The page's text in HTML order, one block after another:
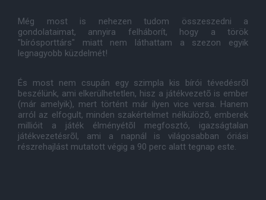
Még most is nehezen tudom összeszedni a
gondolataimat, annyira felháborít, hogy a török
"bírósporttárs" miatt nem láthattam a szezon egyik
legnagyobb küzdelmét!
És most nem csupán egy szimpla kis bírói tévedésrõl
beszélünk, ami elkerülhetetlen, hisz a játékvezetõ is ember
(már amelyik), mert történt már ilyen vice versa. Hanem
arról az elfogult, minden szakértelmet nélkülözõ, emberek
millióit a játék élményétõl megfosztó, igazságtalan
játékvezetésrõl, ami a napnál is világosabban óriási
részrehajlást mutatott végig a 90 perc alatt tegnap este.